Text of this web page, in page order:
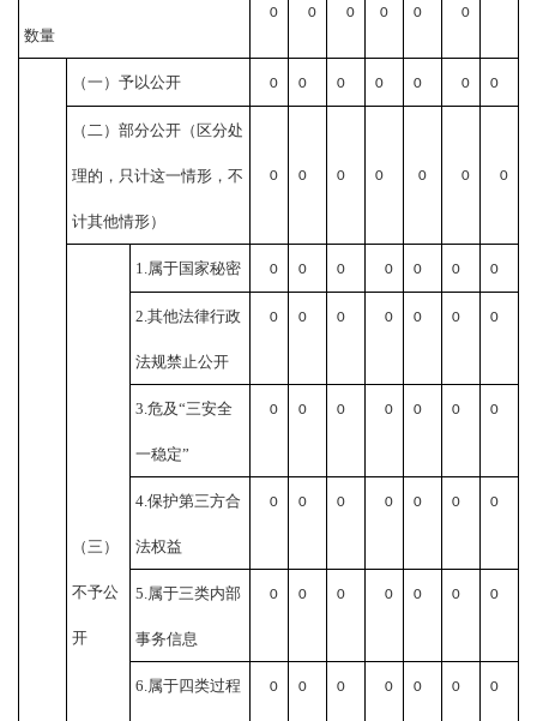
数量
0 0 0 0 0 0
（一）予以公开 0 0 0 0 0 0 0
（二）部分公开 （区分处
理的，只计这一情形，不
计其他情形）
0 0 0 0 0 0 0
（三）
不予公
开
1.属于国家秘密 0 0 0 0 0 0 0
2.其他法律行政
法规禁止公开
0 0 0 0 0 0 0
3.危及“三安全
一稳定”
0 0 0 0 0 0 0
4.保护第三方合
法权益
0 0 0 0 0 0 0
5.属于三类内部
事务信息
0 0 0 0 0 0 0
6.属于四类过程 0 0 0 0 0 0 0